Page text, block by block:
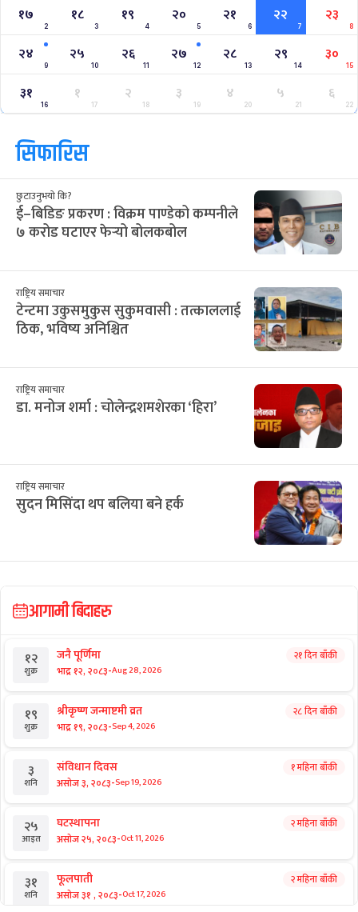
१७
2
१८
3
१९
4
२०
5
२१
6
२२
7
२३
8
२४
9
२५
10
२६
11
२७
12
२८
13
२९
14
३०
15
३१
16
१
17
२
18
३
19
४
20
५
21
६
22
सिफारिस
छुटाउनुभयो कि?
ई–बिडिङ प्रकरण : विक्रम पाण्डेको कम्पनीले
७ करोड घटाएर फेर्‍यो बोलकबोल
राष्ट्रिय समाचार
टेन्टमा उकुसमुकुस सुकुमवासी : तत्काललाई
ठिक, भविष्य अनिश्चित
राष्ट्रिय समाचार
डा. मनोज शर्मा : चोलेन्द्रशमशेरका ‘हिरा’
राष्ट्रिय समाचार
सुदन मिसिंदा थप बलिया बने हर्क
आगामी बिदाहरु
१२
शुक्र
जनै पूर्णिमा
भाद्र १२, २०८३-Aug 28, 2026
२१ दिन बाँकी
१९
शुक्र
श्रीकृष्ण जन्माष्टमी व्रत
भाद्र १९, २०८३-Sep 4, 2026
२८ दिन बाँकी
३
शनि
संविधान दिवस
असोज ३, २०८३-Sep 19, 2026
१ महिना बाँकी
२५
आइत
घटस्थापना
असोज २५, २०८३-Oct 11, 2026
२ महिना बाँकी
३१
शनि
फूलपाती
असोज ३१ , २०८३-Oct 17, 2026
२ महिना बाँकी